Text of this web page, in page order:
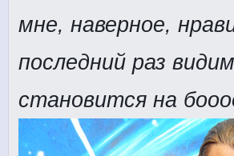
мне, наверное,
последний раз
становится на